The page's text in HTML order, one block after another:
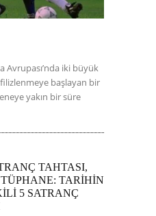
Avrupası’nda iki büyük
filizlenmeye başlayan bir
yakın bir süre
TAHTASI,
TARİHİN
5 SATRANÇ